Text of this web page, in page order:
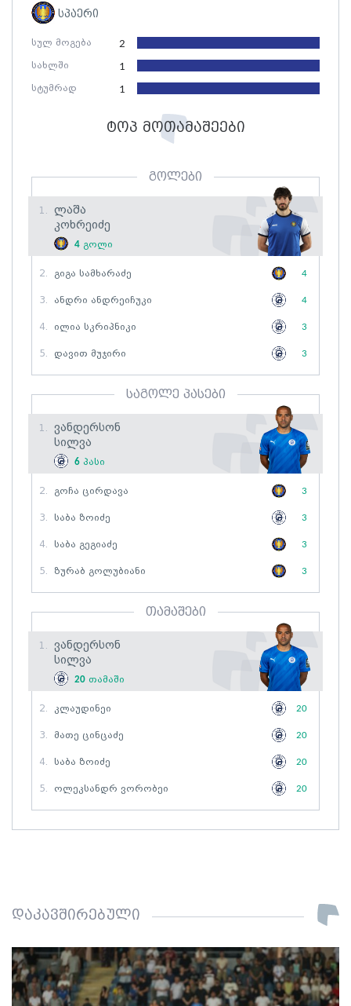
სპაერი
სულ მოგება 2
სახლში 1
სტუმრად 1
ტოპ მოთამაშეები
გოლები
1.
Ლაშა
Კოხრეიძე
4 გოლი
2. Გიგა Სამხარაძე 4
3. Ანდრი Ანდრეიჩუკი 4
4. Ილია Სკრიპნიკი 3
5. Დავით Მუჯირი 3
საგოლე პასები
1.
Ვანდერსონ
Სილვა
6 პასი
2. Გოჩა Ცირდავა 3
3. Საბა Ზოიძე 3
4. Საბა Გეგიაძე 3
5. Ზურაბ Გოლუბიანი 3
თამაშები
1.
Ვანდერსონ
Სილვა
20 თამაში
2. Კლაუდინეი 20
3. Მათე Ცინცაძე 20
4. Საბა Ზოიძე 20
5. Ოლეკსანდრ Ვორობეი 20
დაკავშირებული